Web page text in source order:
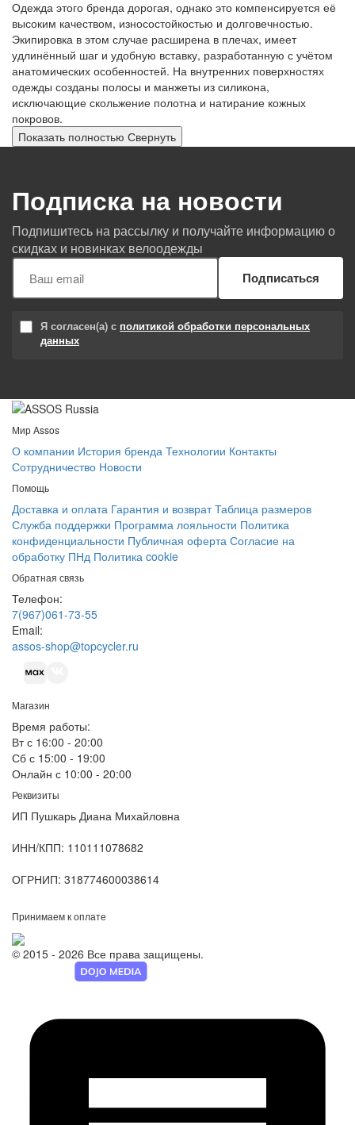
Одежда этого бренда дорогая, однако это компенсируется её
высоким качеством, износостойкостью и долговечностью.
Экипировка в этом случае расширена в плечах, имеет
удлинённый шаг и удобную вставку, разработанную с учётом
анатомических особенностей. На внутренних поверхностях
одежды созданы полосы и манжеты из силикона,
исключающие скольжение полотна и натирание кожных
покровов.
Показать полностью Свернуть
Подписка на новости
Подпишитесь на рассылку и получайте информацию о
скидках и новинках велоодежды
Подписаться
Я согласен(а) с политикой обработки персональных
данных
Мир Assos
О компании История бренда Технологии Контакты
Сотрудничество Новости
Помощь
Доставка и оплата Гарантия и возврат Таблица размеров
Служба поддержки Программа лояльности Политика
конфиденциальности Публичная оферта Согласие на
обработку ПНд Политика cookie
Обратная связь
Телефон:
7(967)061-73-55
Email:
assos-shop@topcycler.ru
Магазин
Время работы:
Вт с 16:00 - 20:00
Сб с 15:00 - 19:00
Онлайн с 10:00 - 20:00
Реквизиты
ИП Пушкарь Диана Михайловна
ИНН/КПП: 110111078682
ОГРНИП: 318774600038614
Принимаем к оплате
© 2015 - 2026 Все права защищены.